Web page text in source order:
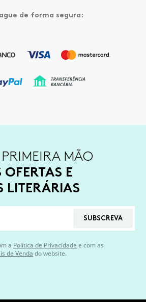
de forma segura:
MÃO
E
LITERÁRIAS
SUBSCREVA
a Política de Privacidade e com as
de Venda do website.